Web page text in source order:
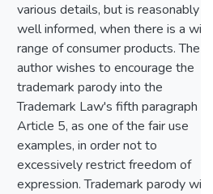
various details, but is reasonably
well informed, when there is a
range of consumer products. The
author wishes to encourage the
trademark parody into the
Trademark Law's fifth paragraph of
Article 5, as one of the fair use
examples, in order not to
excessively restrict freedom of
expression. Trademark parody will